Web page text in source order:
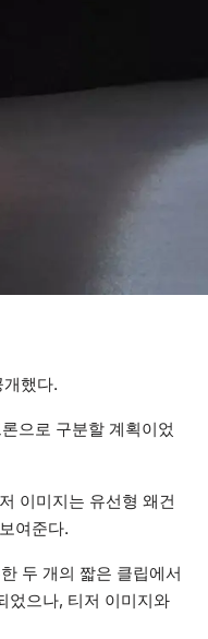
했다.
으로 구분할 계획이었
이미지는 유선형 왜건
여준다.
두 개의 짧은 클립에서
었으나, 티저 이미지와